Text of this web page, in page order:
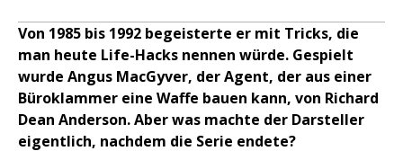
Von 1985 bis 1992 begeisterte er mit Tricks, die
man heute Life-Hacks nennen würde. Gespielt
wurde Angus MacGyver, der Agent, der aus einer
Büroklammer eine Waffe bauen kann, von Richard
Dean Anderson. Aber was machte der Darsteller
eigentlich, nachdem die Serie endete?